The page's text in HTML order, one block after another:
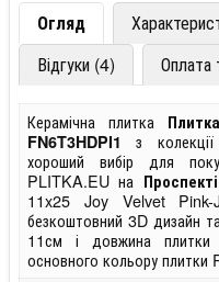
Огляд
Відгуки (4)
Оплата
Керамічна плитка
FN6T3HDPI1
з
хороший вибір для
PLITKA.EU на
11x25 Joy Velvet Pink-
безкоштовний 3D дизайн
11см і довжина
основного кольору